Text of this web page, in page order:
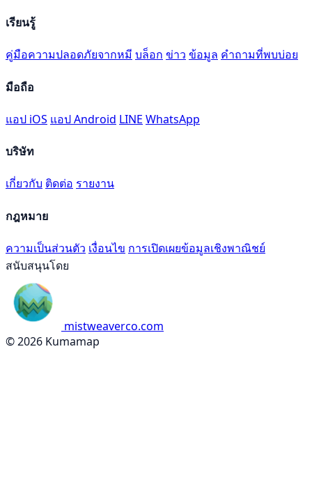
เรียนรู้
คู่มือความปลอดภัยจากหมี บล็อก ข่าว ข้อมูล คำถามที่พบบ่อย
มือถือ
แอป iOS แอป Android LINE WhatsApp
บริษัท
เกี่ยวกับ ติดต่อ รายงาน
กฎหมาย
ความเป็นส่วนตัว เงื่อนไข การเปิดเผยข้อมูลเชิงพาณิชย์
สนับสนุนโดย
mistweaverco.com
© 2026 Kumamap